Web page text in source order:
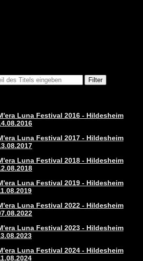
Filter
Luna Festival 2016 - Hildesheim
Luna Festival 2017 - Hildesheim
Luna Festival 2018 - Hildesheim
Luna Festival 2019 - Hildesheim
Luna Festival 2022 - Hildesheim
Luna Festival 2023 - Hildesheim
Luna Festival 2024 - Hildesheim